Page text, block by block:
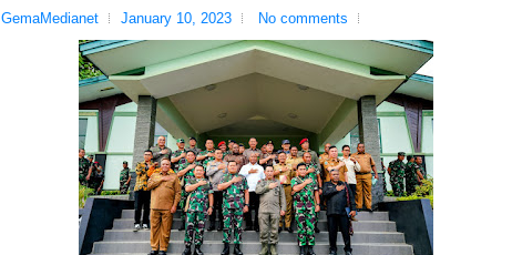
GemaMedianet January 10, 2023 No comments